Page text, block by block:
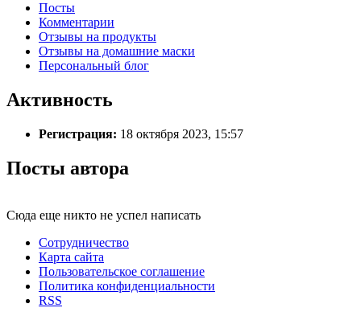
Посты
Комментарии
Отзывы на продукты
Отзывы на домашние маски
Персональный блог
Активность
Регистрация: 18 октября 2023, 15:57
Посты автора
Сюда еще никто не успел написать
Сотрудничество
Карта сайта
Пользовательское соглашение
Политика конфиденциальности
RSS